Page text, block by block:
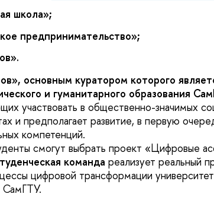
школа»;
предпринимательство»;
основным куратором которого
и гуманитарного образования
участвовать в общественно-значимых
и предполагает развитие, в первую
компетенций.
смогут выбрать проект «Цифровые
команда реализует реальный
цифровой трансформации
СамГТУ.